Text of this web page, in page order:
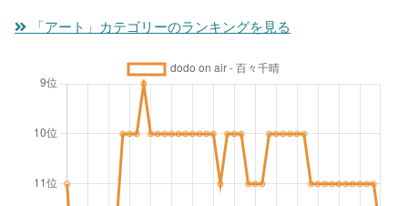
「アート」カテゴリーのランキングを見る